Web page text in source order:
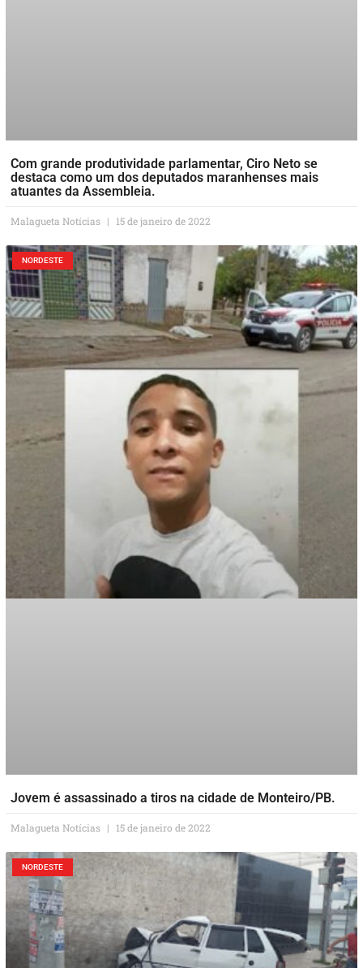
Com grande produtividade parlamentar, Ciro Neto se
destaca como um dos deputados maranhenses mais
atuantes da Assembleia.
Malagueta Notícias 15 de janeiro de 2022
NORDESTE
Jovem é assassinado a tiros na cidade de Monteiro/PB.
Malagueta Notícias 15 de janeiro de 2022
NORDESTE